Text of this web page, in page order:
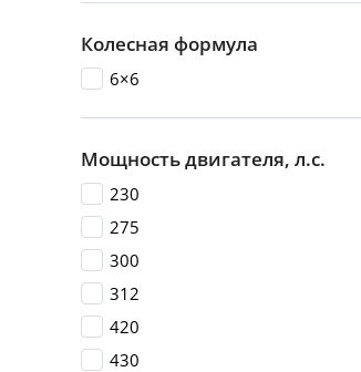
Колесная формула
6×6
Мощность двигателя, л.с.
230
275
300
312
420
430